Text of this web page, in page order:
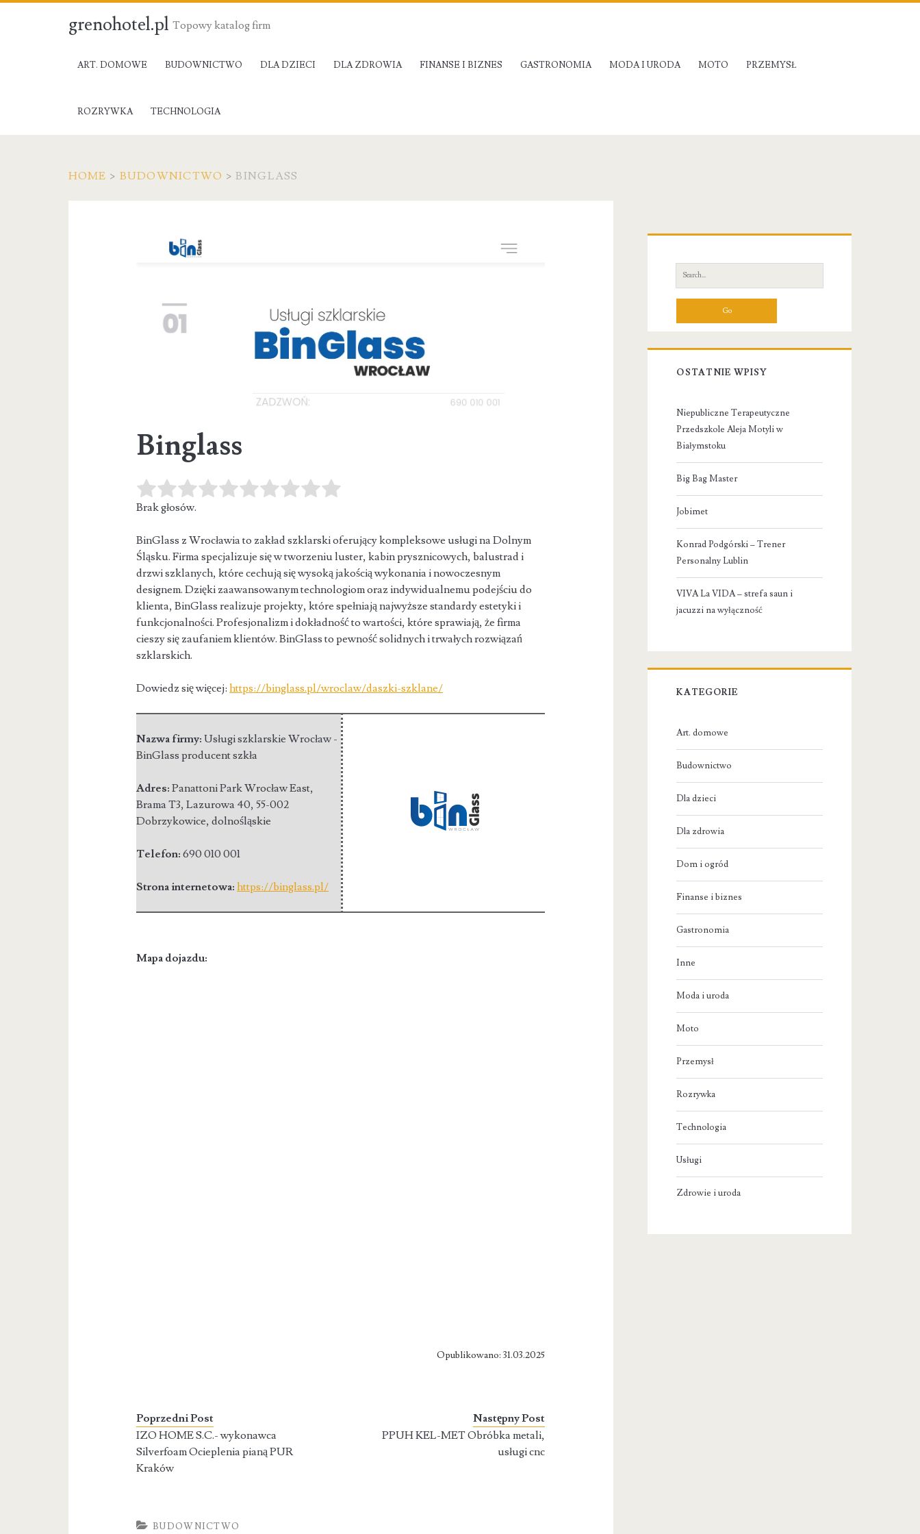
grenohotel.pl Topowy katalog firm
ART. DOMOWE BUDOWNICTWO DLA DZIECI DLA ZDROWIA FINANSE I BIZNES GASTRONOMIA MODA I URODA MOTO PRZEMYSŁ
ROZRYWKA TECHNOLOGIA
HOME > BUDOWNICTWO >BINGLASS
Binglass
Brak głosów.
BinGlass z Wrocławia to zakład szklarski oferujący kompleksowe usługi na Dolnym
Śląsku. Firma specjalizuje się w tworzeniu luster, kabin prysznicowych, balustrad i
drzwi szklanych, które cechują się wysoką jakością wykonania i nowoczesnym
designem. Dzięki zaawansowanym technologiom oraz indywidualnemu podejściu do
klienta, BinGlass realizuje projekty, które spełniają najwyższe standardy estetyki i
funkcjonalności. Profesjonalizm i dokładność to wartości, które sprawiają, że firma
cieszy się zaufaniem klientów. BinGlass to pewność solidnych i trwałych rozwiązań
szklarskich.
Dowiedz się więcej:https://binglass.pl/wroclaw/daszki-szklane/
Nazwa firmy:Usługi szklarskie Wrocław -
BinGlass producent szkła
Adres:Panattoni Park Wrocław East,
Brama T3, Lazurowa 40,55-002
Dobrzykowice,dolnośląskie
Telefon:690 010 001
Strona internetowa:https://binglass.pl/
Mapa dojazdu:
Opublikowano: 31.03.2025
Poprzedni Post
IZO HOME S.C.- wykonawca
Silverfoam Ocieplenia pianą PUR
Kraków
Następny Post
PPUH KEL-MET Obróbka metali,
usługi cnc
BUDOWNICTWO
Sidebar
Search
for:
OSTATNIE WPISY
Niepubliczne Terapeutyczne
Przedszkole Aleja Motyli w
Białymstoku
Big Bag Master
Jobimet
Konrad Podgórski – Trener
Personalny Lublin
VIVA La VIDA – strefa saun i
jacuzzi na wyłączność
KATEGORIE
Art. domowe
Budownictwo
Dla dzieci
Dla zdrowia
Dom i ogród
Finanse i biznes
Gastronomia
Inne
Moda i uroda
Moto
Przemysł
Rozrywka
Technologia
Usługi
Zdrowie i uroda